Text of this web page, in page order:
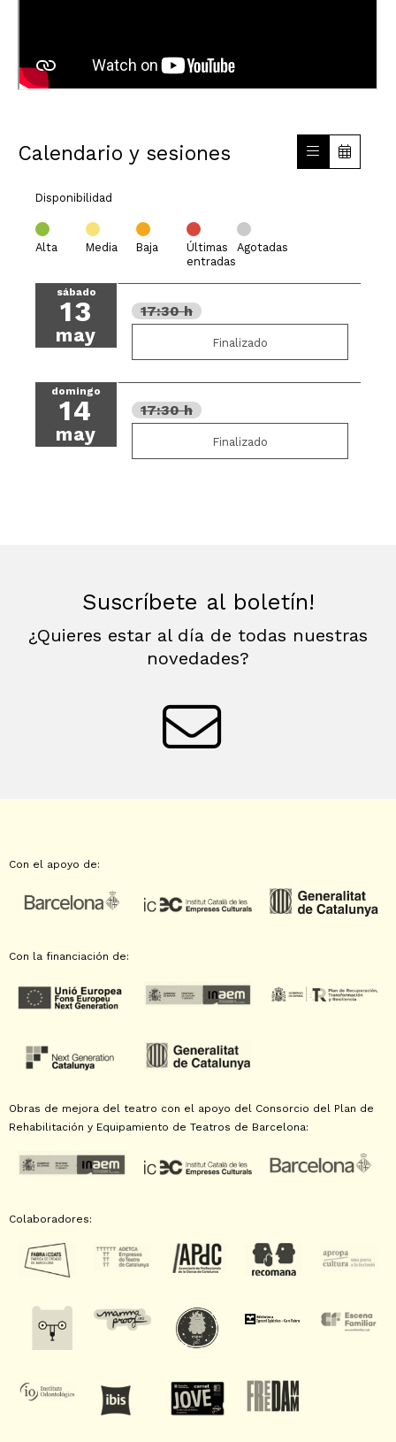
Calendario y sesiones
Disponibilidad
Alta Media Baja
Últimas
entradas
Agotadas
sábado
13
may
17:30 h
Finalizado
domingo
14
may
17:30 h
Finalizado
Suscríbete al boletín!
¿Quieres estar al día de todas nuestras
novedades?
Con el apoyo de:
Con la financiación de:
Obras de mejora del teatro con el apoyo del Consorcio del Plan de
Rehabilitación y Equipamiento de Teatros de Barcelona:
Colaboradores: